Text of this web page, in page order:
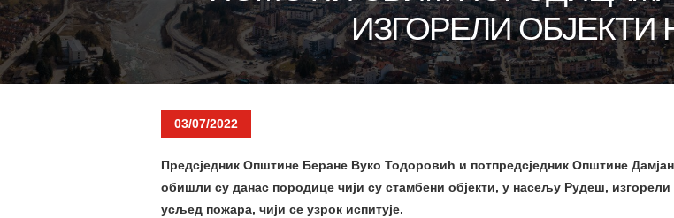
ИЗГОРЕЛИ ОБЈЕКТИ
03/07/2022
Предсједник Општине Беране Вуко Тодоровић и потпредсједник Општине
обишли су данас породице чији су стамбени објекти, у насељу Рудеш, изгорели
усљед пожара, чији се узрок испитује.